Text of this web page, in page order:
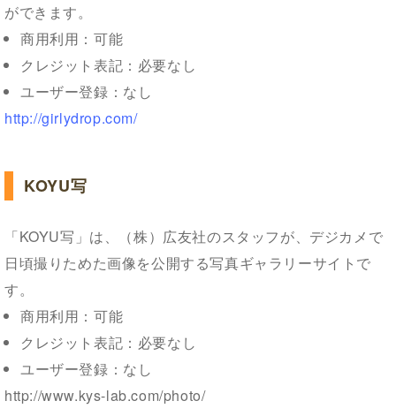
ができます。
商用利用：可能
クレジット表記：必要なし
ユーザー登録：なし
http://girlydrop.com/
KOYU写
「KOYU写」は、（株）広友社のスタッフが、デジカメで
日頃撮りためた画像を公開する写真ギャラリーサイトで
す。
商用利用：可能
クレジット表記：必要なし
ユーザー登録：なし
http://www.kys-lab.com/photo/